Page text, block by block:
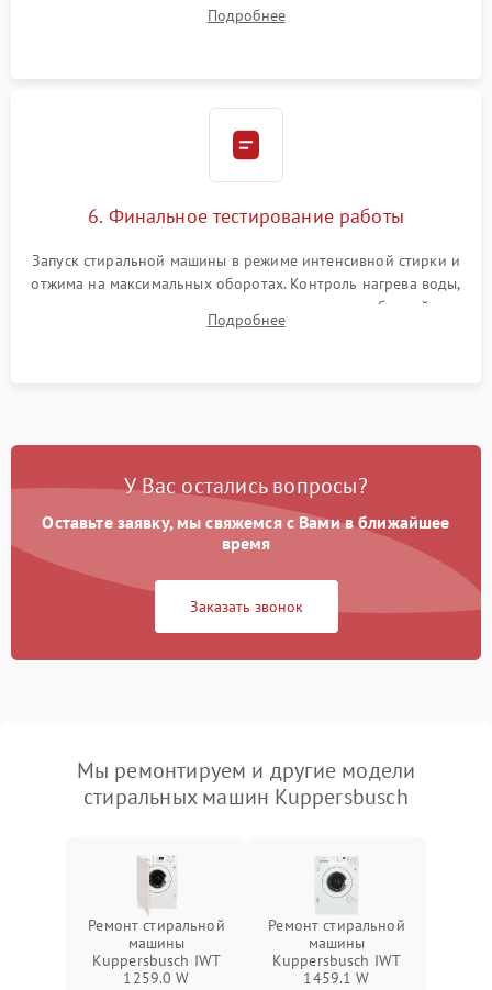
герметиком для предотвращения возможных протечек воды.
Подробнее
6. Финальное тестирование работы
Запуск стиральной машины в режиме интенсивной стирки и
отжима на максимальных оборотах. Контроль нагрева воды,
корректности слива, отсутствия излишних вибраций,
посторонних стуков и протечек под корпусом.
Подробнее
У Вас остались вопросы?
Оставьте заявку, мы свяжемся с Вами в ближайшее
время
Заказать звонок
Мы ремонтируем и другие модели
стиральных машин Kuppersbusch
Ремонт стиральной
машины
Kuppersbusch IWT
1259.0 W
Ремонт стиральной
машины
Kuppersbusch IWT
1459.1 W